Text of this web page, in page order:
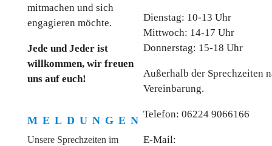
mitmachen und sich
engagieren möchte.
Jede und Jeder ist
willkommen, wir freuen
uns auf euch!
MELDUNGEN
Unsere Sprechzeiten im
Dienstag: 10-13 Uhr
Mittwoch: 14-17 Uhr
Donnerstag: 15-18 Uhr
Außerhalb der Sprechzeiten
Vereinbarung.
Telefon: 06224 9066166
E-Mail: